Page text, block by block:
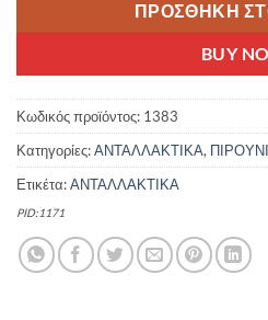
ΠΡΟΣΘΉΚΗ
BUY
Κωδικός προϊόντος: 1383
Κατηγορίες:ΑΝΤΑΛΛΑΚΤΙΚΑ,
Ετικέτα:ΑΝΤΑΛΛΑΚΤΙΚΑ
PID:1171